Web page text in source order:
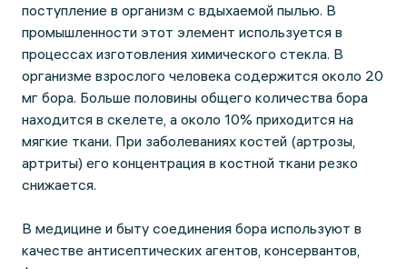
поступление в организм с вдыхаемой пылью. В
промышленности этот элемент используется в
процессах изготовления химического стекла. В
организме взрослого человека содержится около 20
мг бора. Больше половины общего количества бора
находится в скелете, а около 10% приходится на
мягкие ткани. При заболеваниях костей (артрозы,
артриты) его концентрация в костной ткани резко
снижается.
В медицине и быту соединения бора используют в
качестве антисептических агентов, консервантов,